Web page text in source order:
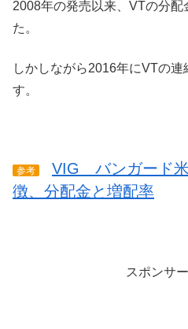
2008年の発売以来、VTの分
た。
しかしながら2016年にVTの連
す。
参考
VIG バンガード
徴、分配金と増配率
スポンサ